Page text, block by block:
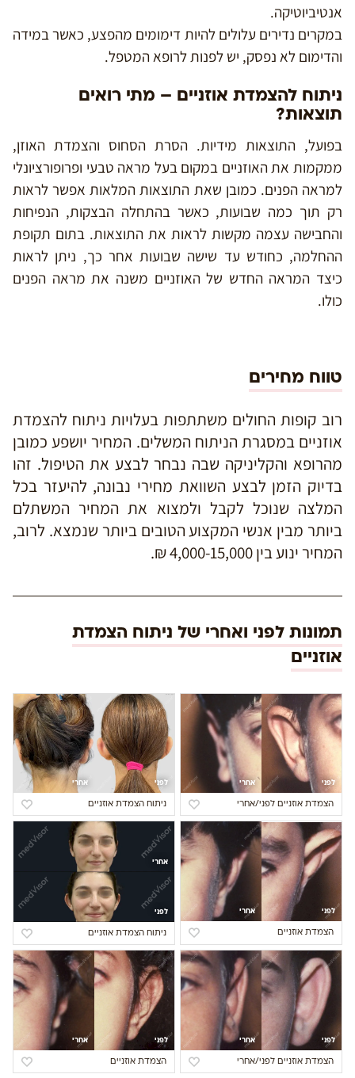
אנטיביוטיקה.
במקרים נדירים עלולים להיות דימומים מהפצע, כאשר במידה
והדימום לא נפסק, יש לפנות לרופא המטפל.
ניתוח להצמדת אוזניים – מתי רואים
תוצאות?
בפועל, התוצאות מידיות. הסרת הסחוס והצמדת האוזן,
ממקמות את האוזניים במקום בעל מראה טבעי ופרופורציונלי
למראה הפנים. כמובן שאת התוצאות המלאות אפשר לראות
רק תוך כמה שבועות, כאשר בהתחלה הבצקות, הנפיחות
והחבישה עצמה מקשות לראות את התוצאות. בתום תקופת
ההחלמה, כחודש עד שישה שבועות אחר כך, ניתן לראות
כיצד המראה החדש של האוזניים משנה את מראה הפנים
כולו.
טווח מחירים
רוב קופות החולים משתתפות בעלויות ניתוח להצמדת
אוזניים במסגרת הניתוח המשלים. המחיר יושפע כמובן
מהרופא והקליניקה שבה נבחר לבצע את הטיפול. זהו
בדיוק הזמן לבצע השוואת מחירי נבונה, להיעזר בכל
המלצה שנוכל לקבל ולמצוא את המחיר המשתלם
ביותר מבין אנשי המקצוע הטובים ביותר שנמצא. לרוב,
המחיר ינוע בין 4,000-15,000 ₪.
תמונות לפני ואחרי של ניתוח הצמדת
אוזניים
לפני אחרי
הצמדת אוזניים לפני/אחרי
לפני אחרי
ניתוח הצמדת אוזניים
לפני אחרי
הצמדת אוזניים
לפני
אחרי
ניתוח הצמדת אוזניים
לפני אחרי
הצמדת אוזניים לפני/אחרי
לפני אחרי
הצמדת אוזניים